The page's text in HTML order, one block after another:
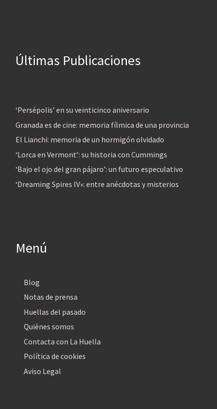
Últimas Publicaciones
‘Persépolis’ en su veinticinco aniversario
Granada es de cine: memoria fílmica de una provincia
El Lianchi: memoria de un hormigón olvidado
‘Lorca en Vermont’: su historia con Cummings
‘Bajo el ojo del gran pájaro’: un futuro especulativo
‘Dreaming Spires IV»: entre anécdotas y misterios
Menú
Blog
Notas de prensa
Huellas del pasado
Quiénes somos
Contacta con La Huella
Política de cookies
Aviso Legal